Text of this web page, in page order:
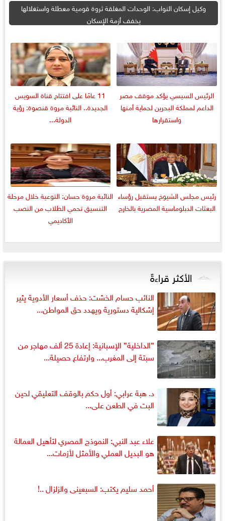
وكيل إسكان النواب: الوحدات المغلقة ثروة قومية معطلة واستغلالها
يخفف أزمة الإسكان
الرئيس السيسي يؤكد موقف مصر
الداعم لمملكة البحرين لحماية أمنها
واستقرارها
11 عامًا على افتتاح قناة السويس
الجديدة.. النائبة مروة قنصوة: رؤية
الدولة...
رئيس مجلس الشيوخ يستقبل رؤساء
البعثات الدبلوماسية المصرية بالخارج
النائبة مروة حسان: التوعية خلال مرحلة
التنسيق تحمي الطلاب من النصب
الأكاديمي
الأكثر قراءةً
النائب حسام الخشت: حذف أسعار الأدوية يثير
إشكالية دستورية ويهدد حق المواطن...
”الداخلية” الإسبانية: إعادة 25 ألف مهاجر من
سبتة إلى المغرب... وارتفاع حصيلة...
د. هبة عرابي: أول حكم بالوقف التعليقي لحين
البت في الطعن على...
علاء عبد النبي: النموذج المصري لتأهيل العمالة
هو البديل العملي والأمثل لأزمات...
أحمد سليم يكتب: السبعينى والزلزال ..!